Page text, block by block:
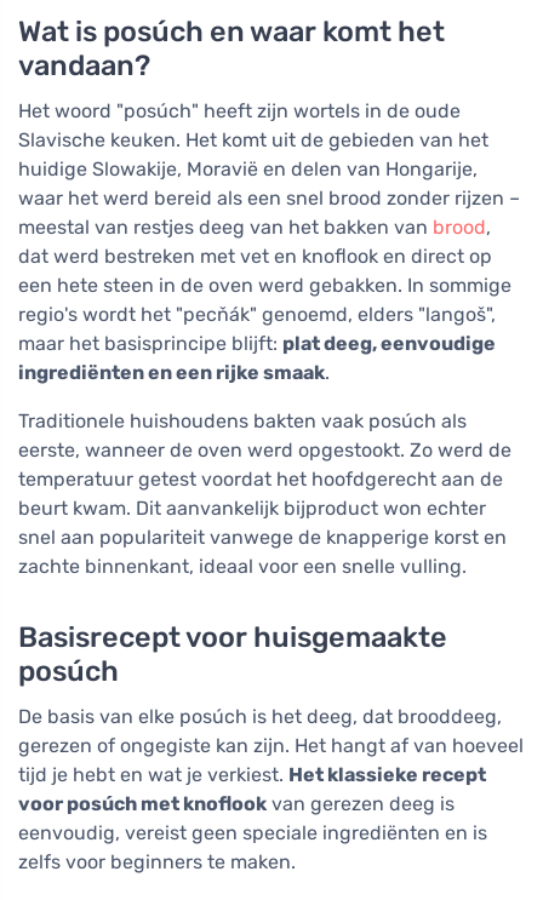
Wat is posúch en waar komt het
vandaan?
Het woord "posúch" heeft zijn wortels in de oude
Slavische keuken. Het komt uit de gebieden van het
huidige Slowakije, Moravië en delen van Hongarije,
waar het werd bereid als een snel brood zonder rijzen –
meestal van restjes deeg van het bakken van brood,
dat werd bestreken met vet en knoflook en direct op
een hete steen in de oven werd gebakken. In sommige
regio's wordt het "pecňák" genoemd, elders "langoš",
maar het basisprincipe blijft: plat deeg, eenvoudige
ingrediënten en een rijke smaak.
Traditionele huishoudens bakten vaak posúch als
eerste, wanneer de oven werd opgestookt. Zo werd de
temperatuur getest voordat het hoofdgerecht aan de
beurt kwam. Dit aanvankelijk bijproduct won echter
snel aan populariteit vanwege de knapperige korst en
zachte binnenkant, ideaal voor een snelle vulling.
Basisrecept voor huisgemaakte
posúch
De basis van elke posúch is het deeg, dat brooddeeg,
gerezen of ongegiste kan zijn. Het hangt af van hoeveel
tijd je hebt en wat je verkiest. Het klassieke recept
voor posúch met knoflook van gerezen deeg is
eenvoudig, vereist geen speciale ingrediënten en is
zelfs voor beginners te maken.